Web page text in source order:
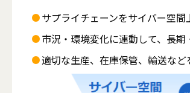
サプライチェーンをサイバー空
市況・環境変化に連動して、長期
適切な生産、在庫保管、輸送など